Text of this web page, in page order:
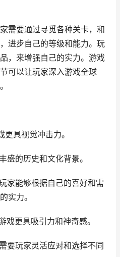
需要通过寻觅各种关卡，和
进步自己的等级和能力。玩
，来增强自己的实力。游戏
可以让玩家深入游戏全球
具视觉冲击力。
盛的历史和文化背景。
家能够根据自己的喜好和需
实力。
戏更具吸引力和神奇感。
要玩家灵活应对和选择不同